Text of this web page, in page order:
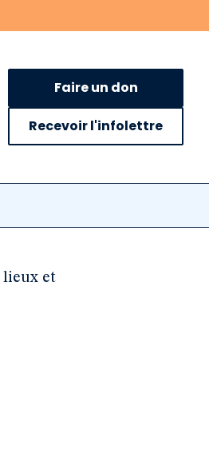
Faire un don
Recevoir l'infolettre
lieux et